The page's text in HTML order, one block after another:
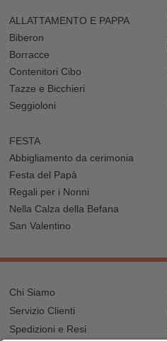
ALLATTAMENTO E PAPPA
Biberon
Borracce
Contenitori Cibo
Tazze e Bicchieri
Seggioloni
FESTA
Abbigliamento da cerimonia
Festa del Papà
Regali per i Nonni
Nella Calza della Befana
San Valentino
Chi Siamo
Servizio Clienti
Spedizioni e Resi